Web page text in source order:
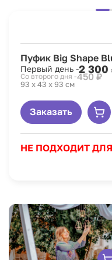
Пуфик Big Shape
Первый день -2 300
Со второго дня -450 ₽
93 х 43 х 93 см
Заказать
НЕ ПОДХОДИТ